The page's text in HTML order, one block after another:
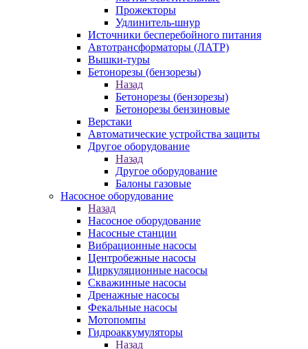
Прожекторы
Удлинитель-шнур
Источники бесперебойного питания
Автотрансформаторы (ЛАТР)
Вышки-туры
Бетонорезы (бензорезы)
Назад
Бетонорезы (бензорезы)
Бетонорезы бензиновые
Верстаки
Автоматические устройства защиты
Другое оборудование
Назад
Другое оборудование
Балоны газовые
Насосное оборудование
Назад
Насосное оборудование
Насосные станции
Вибрационные насосы
Центробежные насосы
Циркуляционные насосы
Скважинные насосы
Дренажные насосы
Фекальные насосы
Мотопомпы
Гидроаккумуляторы
Назад